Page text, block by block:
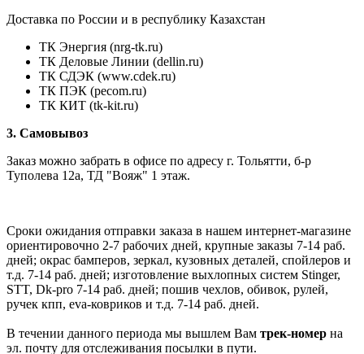
Доставка по России и в республику Казахстан
ТК Энергия (nrg-tk.ru)
ТК Деловые Линии (dellin.ru)
ТК СДЭК (www.cdek.ru)
ТК ПЭК (pecom.ru)
ТК КИТ (tk-kit.ru)
3. Самовывоз
Заказ можно забрать в офисе по адресу г. Тольятти, б-р
Туполева 12а, ТД "Вояж" 1 этаж.
Сроки ожидания отправки заказа в нашем интернет-магазине
ориентировочно 2-7 рабочих дней, крупные заказы 7-14 раб.
дней; окрас бамперов, зеркал, кузовных деталей, спойлеров и
т.д. 7-14 раб. дней; изготовление выхлопных систем Stinger,
STT, Dk-pro 7-14 раб. дней; пошив чехлов, обивок, рулей,
ручек кпп, eva-ковриков и т.д. 7-14 раб. дней.
В течении данного периода мы вышлем Вам трек-номер на
эл. почту для отслеживания посылки в пути.